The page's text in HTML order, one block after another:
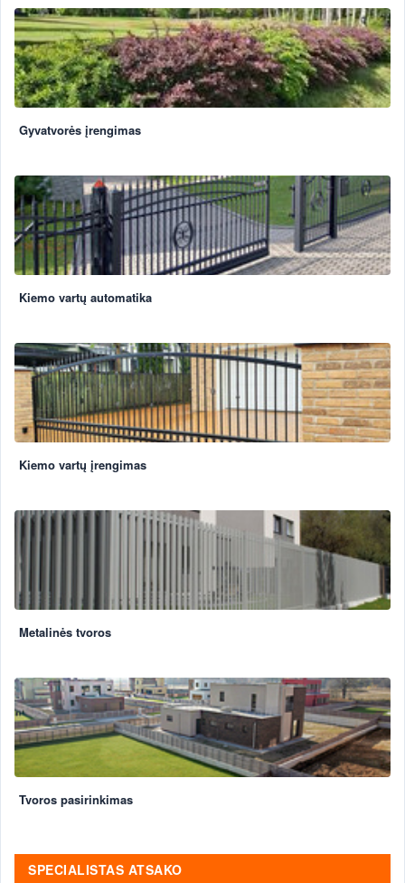
Gyvatvorės įrengimas
Kiemo vartų automatika
Kiemo vartų įrengimas
Metalinės tvoros
Tvoros pasirinkimas
SPECIALISTAS ATSAKO